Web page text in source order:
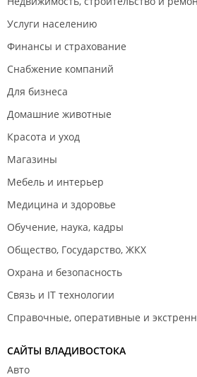
Услуги населению
Финансы и страхование
Снабжение компаний
Для бизнеса
Домашние животные
Красота и уход
Магазины
Мебель и интерьер
Медицина и здоровье
Обучение, наука, кадры
Общество, Государство, ЖКХ
Охрана и безопасность
Связь и IT технологии
Справочные, оперативные и
САЙТЫ ВЛАДИВОСТОКА
Авто